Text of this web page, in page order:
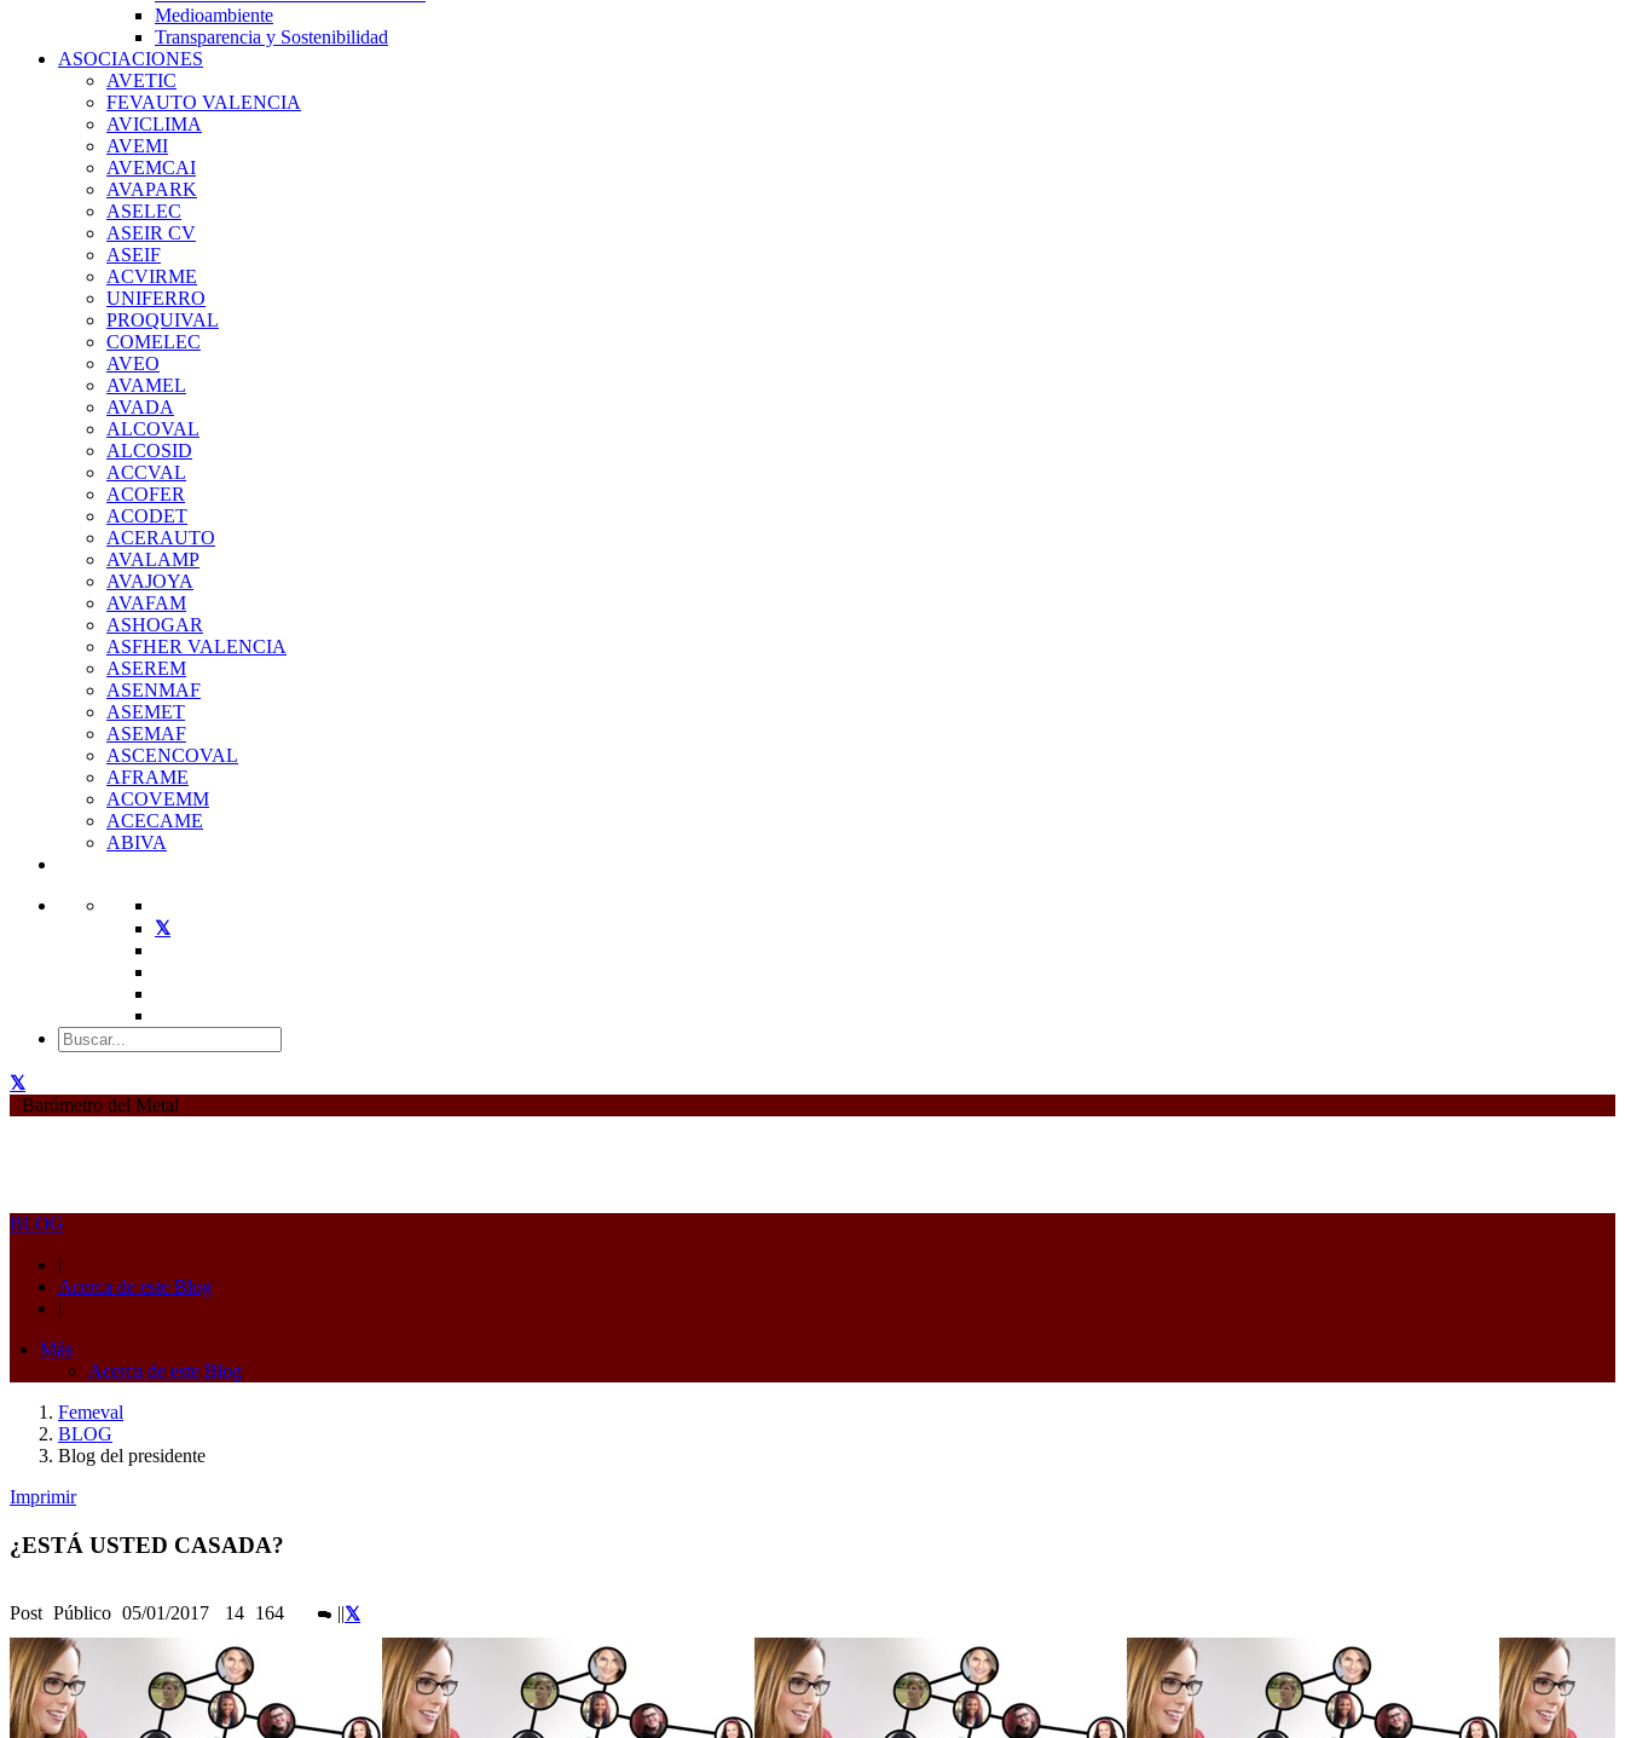
Medioambiente
Transparencia y Sostenibilidad
ASOCIACIONES
AVETIC
FEVAUTO VALENCIA
AVICLIMA
AVEMI
AVEMCAI
AVAPARK
ASELEC
ASEIR CV
ASEIF
ACVIRME
UNIFERRO
PROQUIVAL
COMELEC
AVEO
AVAMEL
AVADA
ALCOVAL
ALCOSID
ACCVAL
ACOFER
ACODET
ACERAUTO
AVALAMP
AVAJOYA
AVAFAM
ASHOGAR
ASFHER VALENCIA
ASEREM
ASENMAF
ASEMET
ASEMAF
ASCENCOVAL
AFRAME
ACOVEMM
ACECAME
ABIVA
Barómetro del Metal
BLOG
|
Acerca de este Blog
|
Más
Acerca de este Blog
Femeval
BLOG
Blog del presidente
Imprimir
¿ESTÁ USTED CASADA?
Post Público 05/01/2017 14 164 ||